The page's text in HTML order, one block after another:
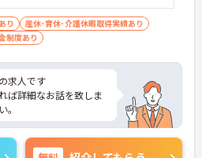
り
産休･育休･介護休暇取得実績あり
制度あり
求人です
ば詳細なお話を致しま